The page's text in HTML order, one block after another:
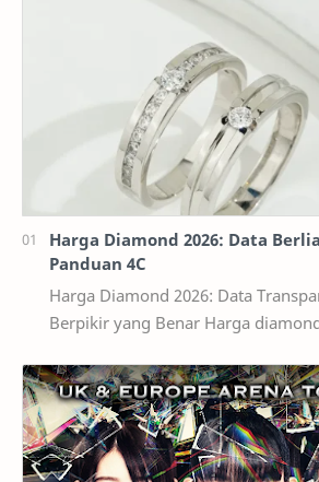
Harga Diamond 2026: Data
Panduan 4C
Harga Diamond 2026: Data
Berpikir yang Benar Harga diamond tidak bisa dibaca